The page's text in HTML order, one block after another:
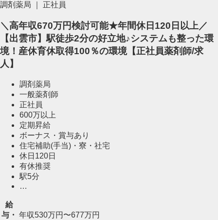
調剤薬局 ｜ 正社員
＼高年収670万円検討可能★年間休日120日以上／
【出雲市】駅徒歩2分の好立地♪システムも整った環
境！産休育休取得100％の環境【正社員薬剤師/求
人】
調剤薬局
一般薬剤師
正社員
600万以上
定期昇給
ボーナス・賞与あり
住宅補助(手当)・寮・社宅
休日120日
有休推奨
駅5分
…
給
与・ 年収530万円〜677万円